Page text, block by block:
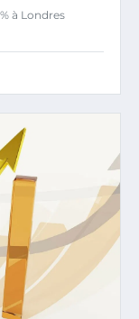
à Londres